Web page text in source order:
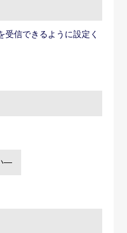
信できるように設定く